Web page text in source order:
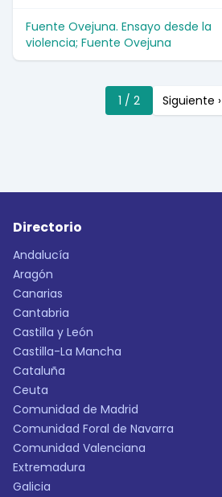
Fuente Ovejuna. Ensayo desde la
violencia; Fuente Ovejuna
1 / 2 Siguiente ›
Directorio
Andalucía
Aragón
Canarias
Cantabria
Castilla y León
Castilla-La Mancha
Cataluña
Ceuta
Comunidad de Madrid
Comunidad Foral de Navarra
Comunidad Valenciana
Extremadura
Galicia